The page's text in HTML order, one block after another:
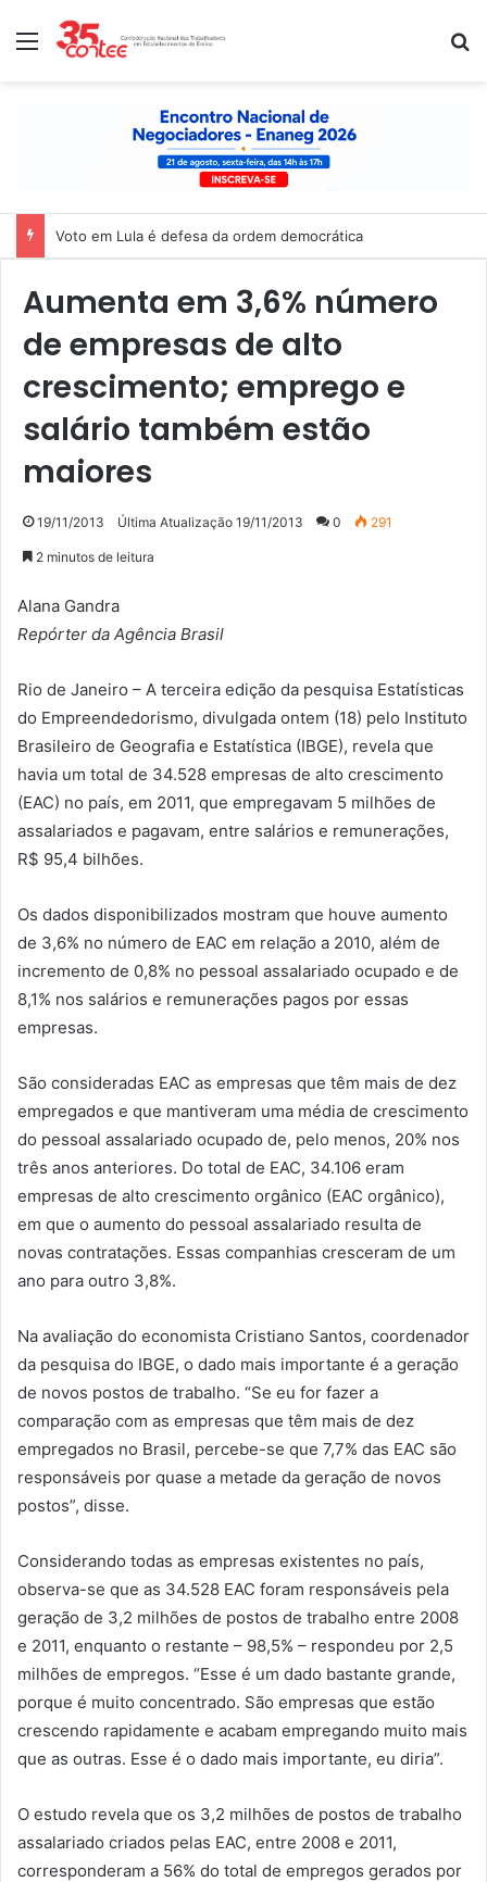
Menu
Voto em Lula é defesa da ordem democrática
Aumenta em 3,6% número
de empresas de alto
crescimento; emprego e
salário também estão
maiores
19/11/2013 Última Atualização 19/11/2013 0 291
2 minutos de leitura
Alana Gandra
Repórter da Agência Brasil
Rio de Janeiro – A terceira edição da pesquisa Estatísticas
do Empreendedorismo, divulgada ontem (18) pelo Instituto
Brasileiro de Geografia e Estatística (IBGE), revela que
havia um total de 34.528 empresas de alto crescimento
(EAC) no país, em 2011, que empregavam 5 milhões de
assalariados e pagavam, entre salários e remunerações,
R$ 95,4 bilhões.
Os dados disponibilizados mostram que houve aumento
de 3,6% no número de EAC em relação a 2010, além de
incremento de 0,8% no pessoal assalariado ocupado e de
8,1% nos salários e remunerações pagos por essas
empresas.
São consideradas EAC as empresas que têm mais de dez
empregados e que mantiveram uma média de crescimento
do pessoal assalariado ocupado de, pelo menos, 20% nos
três anos anteriores. Do total de EAC, 34.106 eram
empresas de alto crescimento orgânico (EAC orgânico),
em que o aumento do pessoal assalariado resulta de
novas contratações. Essas companhias cresceram de um
ano para outro 3,8%.
Na avaliação do economista Cristiano Santos, coordenador
da pesquisa do IBGE, o dado mais importante é a geração
de novos postos de trabalho. “Se eu for fazer a
comparação com as empresas que têm mais de dez
empregados no Brasil, percebe-se que 7,7% das EAC são
responsáveis por quase a metade da geração de novos
postos”, disse.
Considerando todas as empresas existentes no país,
observa-se que as 34.528 EAC foram responsáveis pela
geração de 3,2 milhões de postos de trabalho entre 2008
e 2011, enquanto o restante – 98,5% – respondeu por 2,5
milhões de empregos. “Esse é um dado bastante grande,
porque é muito concentrado. São empresas que estão
crescendo rapidamente e acabam empregando muito mais
que as outras. Esse é o dado mais importante, eu diria”.
O estudo revela que os 3,2 milhões de postos de trabalho
assalariado criados pelas EAC, entre 2008 e 2011,
corresponderam a 56% do total de empregos gerados por